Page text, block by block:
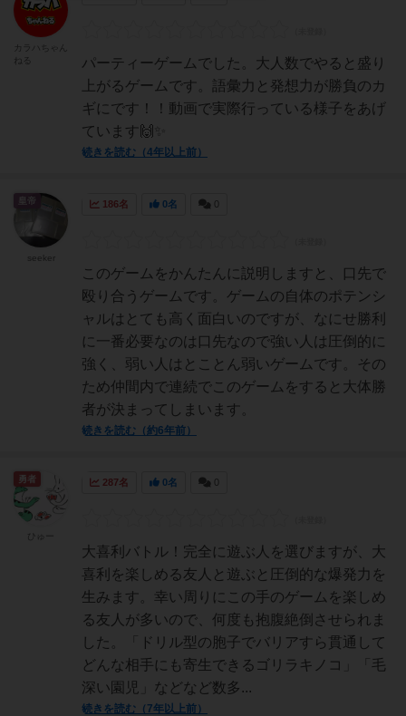
パーティーゲームでした。大人数でやると盛り
上がるゲームです。語彙力と発想力が勝負のカ
ギにです！！動画で実際行っている様子をあげ
ています🙌✨
続きを読む（4年以上前）
カラハちゃん
ねる
186名 0名 0
このゲームをかんたんに説明しますと、口先で
殴り合うゲームです。ゲームの自体のポテンシ
ャルはとても高く面白いのですが、なにせ勝利
に一番必要なのは口先なので強い人は圧倒的に
強く、弱い人はとことん弱いゲームです。その
ため仲間内で連続でこのゲームをすると大体勝
者が決まってしまいます。
続きを読む（約6年前）
皇帝
seeker
287名 0名 0
大喜利バトル！完全に遊ぶ人を選びますが、大
喜利を楽しめる友人と遊ぶと圧倒的な爆発力を
生みます。幸い周りにこの手のゲームを楽しめ
る友人が多いので、何度も抱腹絶倒させられま
した。「ドリル型の胞子でバリアすら貫通して
どんな相手にも寄生できるゴリラキノコ」「毛
深い園児」などなど数多...
続きを読む（7年以上前）
勇者
ひゅー